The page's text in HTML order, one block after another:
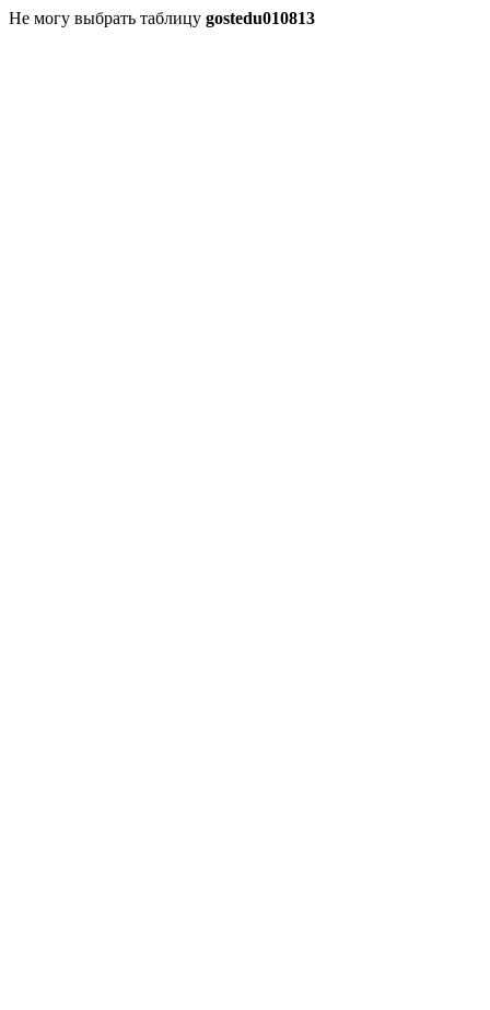
Не могу выбрать таблицу gostedu010813